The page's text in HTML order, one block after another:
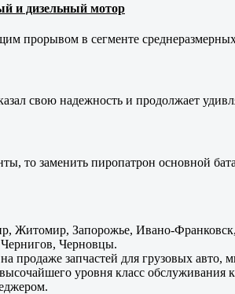
и дизельный мотор
прорывом в сегменте
свою надежность и продолжает
то заменить пиропатрон основной
Житомир, Запорожье, Ивано-
Черновцы.
продаже запчастей для грузовых
уровня класс